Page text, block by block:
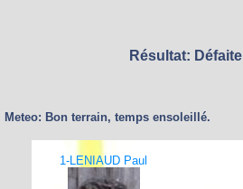
Résultat: Défaite
Meteo: Bon terrain, temps ensoleillé.
1-LENIAUD Paul